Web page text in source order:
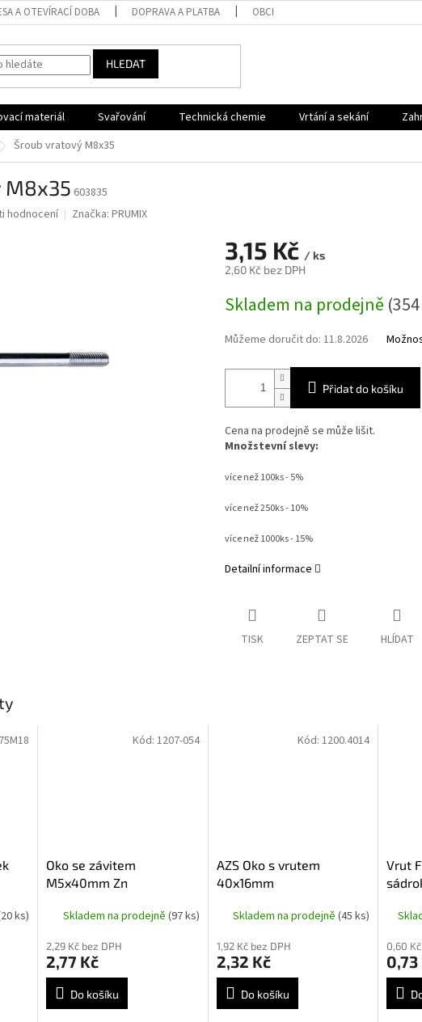
A OTEVÍRACÍ DOBA DOPRAVA A PLATBA OBCHODNÍ PODMÍNKY
HLEDAT
materiál Svařování Technická chemie Vrtání a sekání
Šroub vratový M8x35
M8x35 603835
hodnocení Značka: PRUMIX
3,15 Kč / ks
2,60 Kč bez DPH
cena:
Skladem na prodejně
Můžeme doručit do: 11.8.2026
Přidat do košíku
Cena na prodejně se může lišit.
Množstevní slevy:
více než 100ks - 5%
více než 250ks - 10%
více než 1000ks - 15%
Detailní informace
TISK ZEPTAT SE HLÍDAT
ks)
Oko se závitem
M5x40mm Zn
Skladem na prodejně (97 ks)
2,29 Kč bez DPH
2,77 Kč
Do košíku
Kód: 1207-054
AZS Oko s vrutem
40x16mm
Skladem na prodejně(45 ks)
1,92 Kč bez DPH
2,32 Kč
Do košíku
Kód:1200.4014
Vrut
0,60
0,73